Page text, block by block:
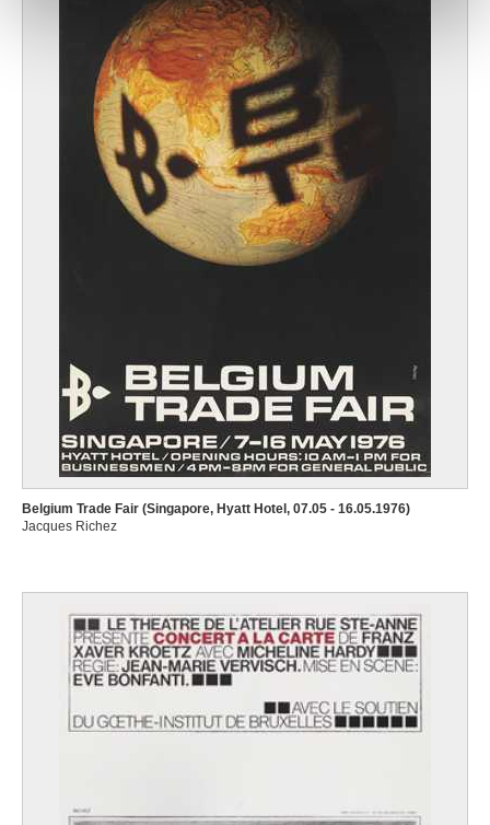
Belgium Trade Fair (Singapore, Hyatt Hotel, 07.05 - 16.05.1976)
Jacques Richez